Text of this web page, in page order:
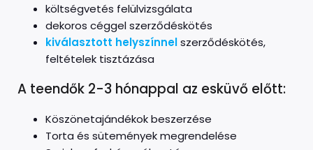
költségvetés felülvizsgálata
dekoros céggel szerződéskötés
kiválasztott helyszínnelszerződéskötés,
feltételek tisztázása
A teendők 2-3 hónappal az esküvő előtt:
Köszönetajándékok beszerzése
Torta és sütemények megrendelése